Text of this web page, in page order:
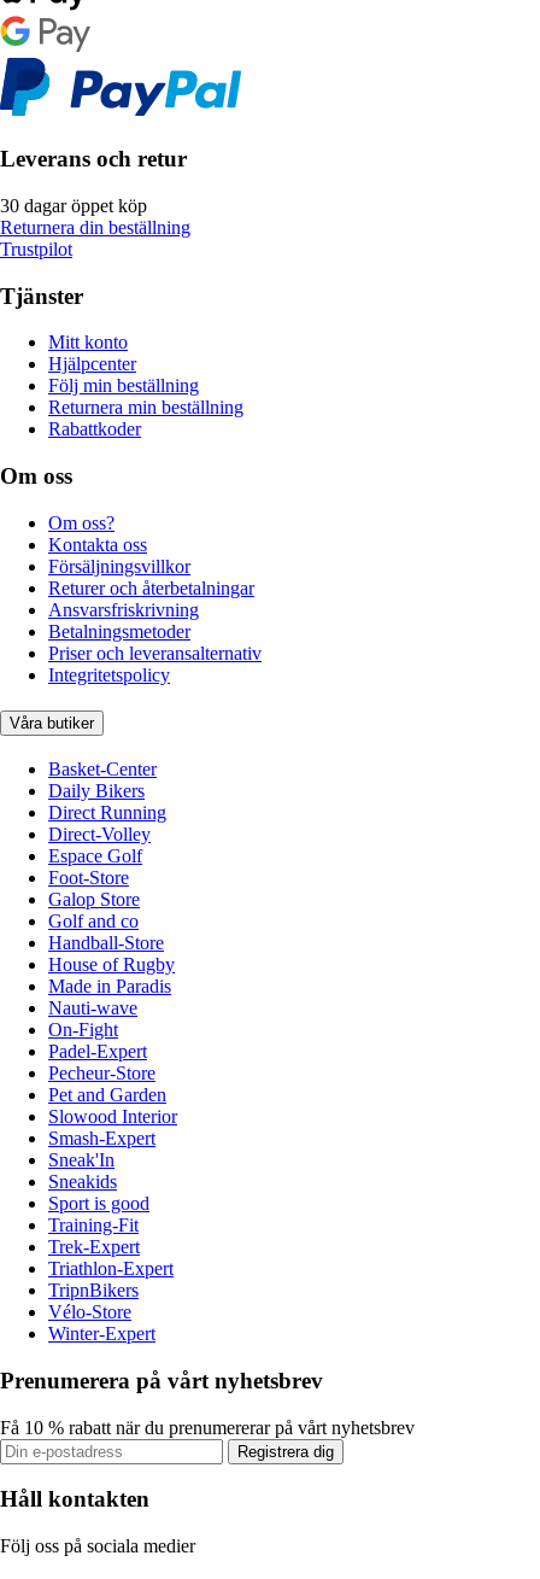
Leverans och retur
30 dagar öppet köp
Returnera din beställning
Trustpilot
Tjänster
Mitt konto
Hjälpcenter
Följ min beställning
Returnera min beställning
Rabattkoder
Om oss
Om oss?
Kontakta oss
Försäljningsvillkor
Returer och återbetalningar
Ansvarsfriskrivning
Betalningsmetoder
Priser och leveransalternativ
Integritetspolicy
Våra butiker
Basket-Center
Daily Bikers
Direct Running
Direct-Volley
Espace Golf
Foot-Store
Galop Store
Golf and co
Handball-Store
House of Rugby
Made in Paradis
Nauti-wave
On-Fight
Padel-Expert
Pecheur-Store
Pet and Garden
Slowood Interior
Smash-Expert
Sneak'In
Sneakids
Sport is good
Training-Fit
Trek-Expert
Triathlon-Expert
TripnBikers
Vélo-Store
Winter-Expert
Prenumerera på vårt nyhetsbrev
Få 10 % rabatt när du prenumererar på vårt nyhetsbrev
Registrera dig
Håll kontakten
Följ oss på sociala medier